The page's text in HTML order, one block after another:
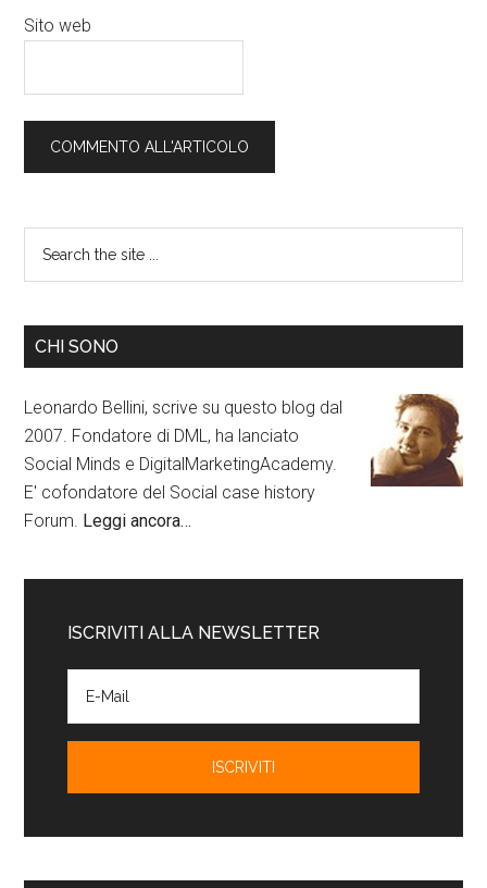
Sito web
CHI SONO
Leonardo Bellini, scrive su questo blog dal
2007. Fondatore di DML, ha lanciato
Social Minds e DigitalMarketingAcademy.
E' cofondatore del Social case history
Forum. Leggi ancora…
ISCRIVITI ALLA NEWSLETTER